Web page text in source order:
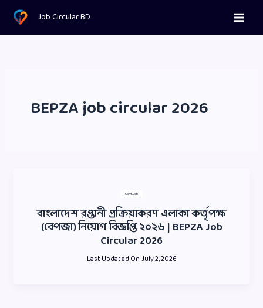
content
Job Circular BD
BEPZA job circular 2026
Govt. Job
বাংলাদেশ রপ্তানী প্রক্রিয়াকরণ এলাকা কর্তৃপক্ষ
(বেপজা) নিয়োগ বিজ্ঞপ্তি ২০২৬ | BEPZA Job
Circular 2026
Last Updated On:July 2, 2026